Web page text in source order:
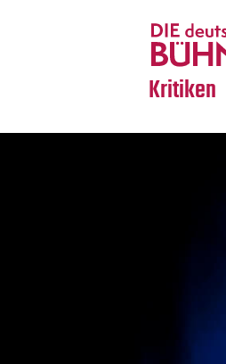
Kritiken
Crossover